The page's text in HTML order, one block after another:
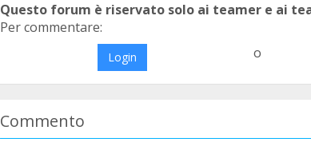
Questo forum è riservato solo ai teamer e ai
Per commentare:
Login o
Commento